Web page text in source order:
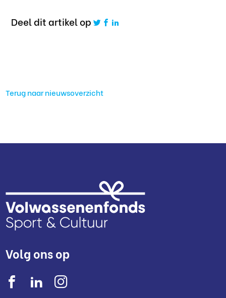
Deel dit artikel op
Terug naar nieuwsoverzicht
Volg ons op